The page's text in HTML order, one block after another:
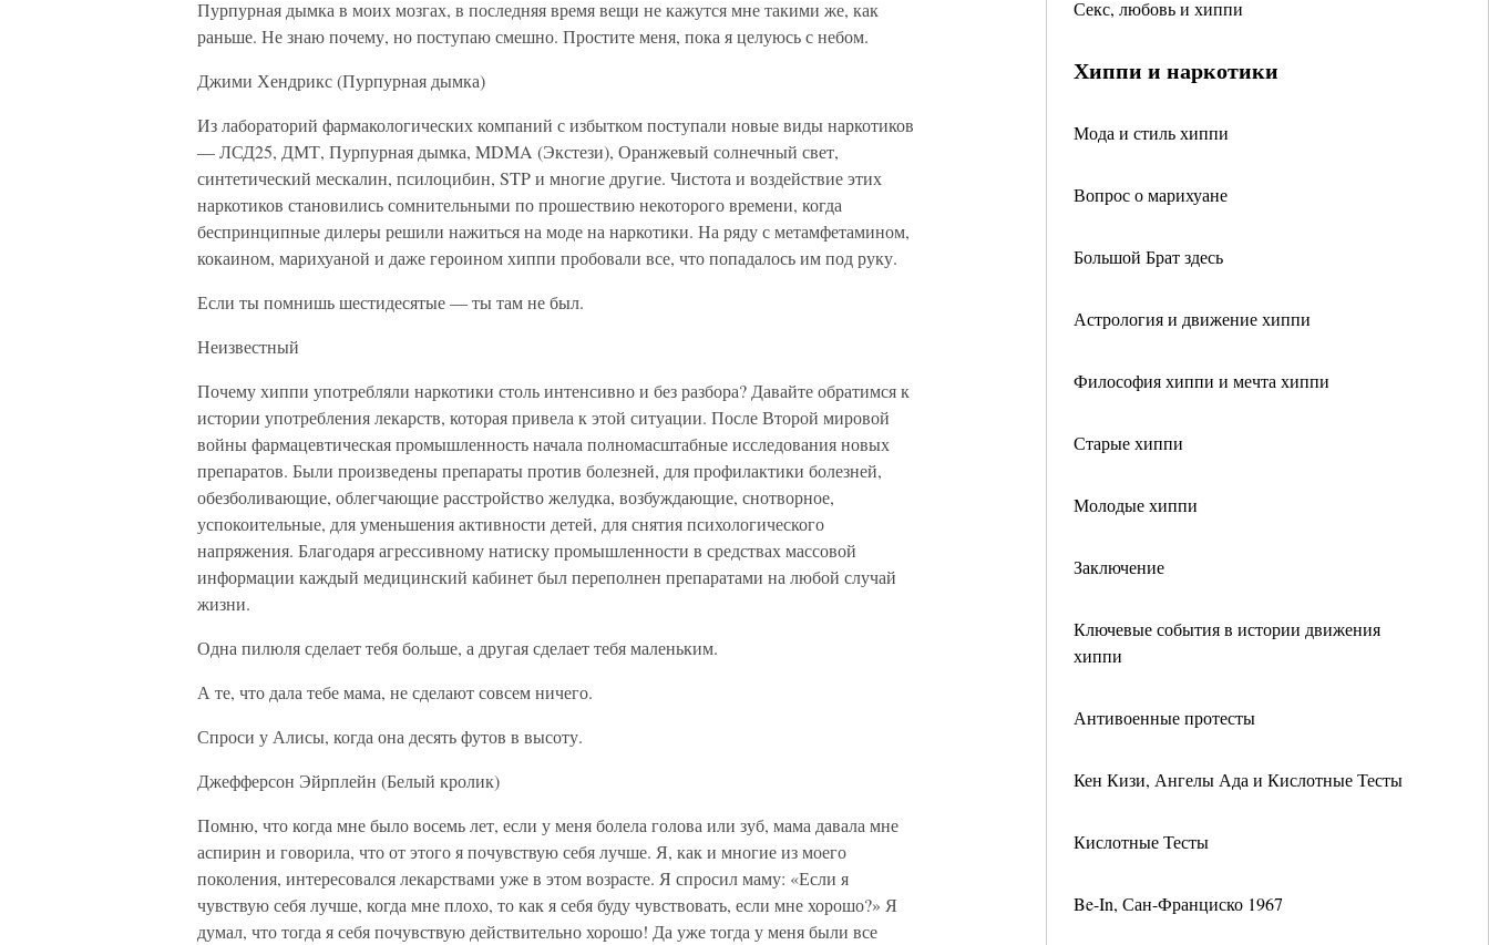
Секс, любовь и хиппи
Хиппи и наркотики
Мода и стиль хиппи
Вопрос о марихуане
Большой Брат здесь
Астрология и движение хиппи
Философия хиппи и мечта хиппи
Старые хиппи
Молодые хиппи
Заключение
Ключевые события в истории движения
хиппи
Антивоенные протесты
Кен Кизи, Ангелы Ада и Кислотные Тесты
Кислотные Тесты
Be-In, Сан-Франциско 1967
Пурпурная дымка в моих мозгах, в последняя время вещи не кажутся мне такими же, как
раньше. Не знаю почему, но поступаю смешно. Простите меня, пока я целуюсь с небом.
Джими Хендрикс (Пурпурная дымка)
Из лабораторий фармакологических компаний с избытком поступали новые виды наркотиков
— ЛСД25, ДМТ, Пурпурная дымка, MDMA (Экстези), Оранжевый солнечный свет,
синтетический мескалин, псилоцибин, STP и многие другие. Чистота и воздействие этих
наркотиков становились сомнительными по прошествию некоторого времени, когда
беспринципные дилеры решили нажиться на моде на наркотики. На ряду с метамфетамином,
кокаином, марихуаной и даже героином хиппи пробовали все, что попадалось им под руку.
Если ты помнишь шестидесятые — ты там не был.
Неизвестный
Почему хиппи употребляли наркотики столь интенсивно и без разбора? Давайте обратимся к
истории употребления лекарств, которая привела к этой ситуации. После Второй мировой
войны фармацевтическая промышленность начала полномасштабные исследования новых
препаратов. Были произведены препараты против болезней, для профилактики болезней,
обезболивающие, облегчающие расстройство желудка, возбуждающие, снотворное,
успокоительные, для уменьшения активности детей, для снятия психологического
напряжения. Благодаря агрессивному натиску промышленности в средствах массовой
информации каждый медицинский кабинет был переполнен препаратами на любой случай
жизни.
Одна пилюля сделает тебя больше, а другая сделает тебя маленьким.
А те, что дала тебе мама, не сделают совсем ничего.
Спроси у Алисы, когда она десять футов в высоту.
Джефферсон Эйрплейн (Белый кролик)
Помню, что когда мне было восемь лет, если у меня болела голова или зуб, мама давала мне
аспирин и говорила, что от этого я почувствую себя лучше. Я, как и многие из моего
поколения, интересовался лекарствами уже в этом возрасте. Я спросил маму: «Если я
чувствую себя лучше, когда мне плохо, то как я себя буду чувствовать, если мне хорошо?» Я
думал, что тогда я себя почувствую действительно хорошо! Да уже тогда у меня были все